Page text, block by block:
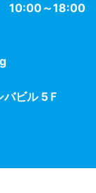
10:00～18:00
ビル 5Ｆ